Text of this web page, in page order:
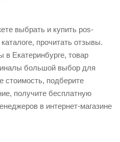
выбрать и купить pos-
прочитать отзывы.
Екатеринбурге, товар
большой выбор для
стоимость, подберите
получите бесплатную
в интернет-магазине